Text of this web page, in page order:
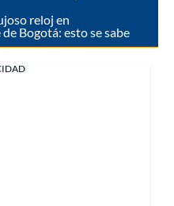
reloj en
Bogotá: esto se sabe